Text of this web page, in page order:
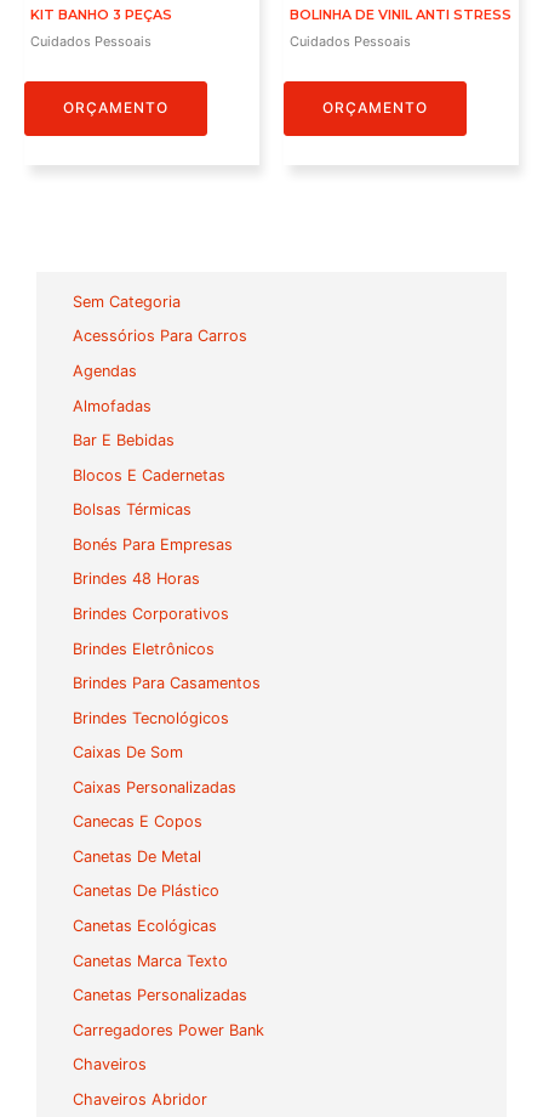
Sem Categoria
Acessórios Para Carros
Agendas
Almofadas
Bar E Bebidas
Blocos E Cadernetas
Bolsas Térmicas
Bonés Para Empresas
Brindes 48 Horas
Brindes Corporativos
Brindes Eletrônicos
Brindes Para Casamentos
Brindes Tecnológicos
Caixas De Som
Caixas Personalizadas
Canecas E Copos
Canetas De Metal
Canetas De Plástico
Canetas Ecológicas
Canetas Marca Texto
Canetas Personalizadas
Carregadores Power Bank
Chaveiros
Chaveiros Abridor
KIT BANHO 3 PEÇAS
Cuidados Pessoais
ORÇAMENTO
BOLINHA DE VINIL ANTI STRESS
Cuidados Pessoais
ORÇAMENTO